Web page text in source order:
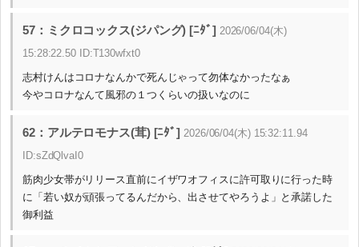
57：ミクロコックス(ジパング) [ﾆﾀﾞ] 2026/06/04(木)
15:28:22.50 ID:T130wfxt0
志村けんはコロナなんかで死んじゃって勿体なかったなぁ
今やコロナなんて風邪の１つくらいの扱いなのに
62：アルテロモナス(茸) [ﾆﾀﾞ] 2026/06/04(木) 15:32:11.94
ID:sZdQlvaI0
筋肉少女帯がリリース直前にイザワオフィスに許可取りに行った時
に「若い奴が頑張ってるんだから、出させてやろうよ」と承諾した
御利益